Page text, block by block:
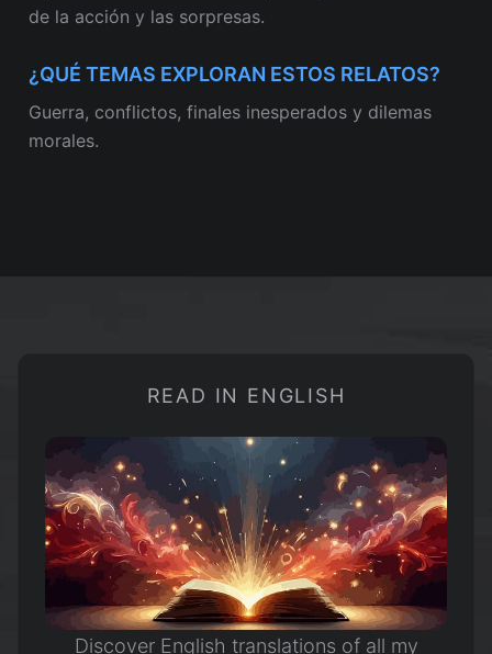
de la acción y las sorpresas.
¿QUÉ TEMAS EXPLORAN ESTOS RELATOS?
Guerra, conflictos, finales inesperados y dilemas
morales.
READ IN ENGLISH
Discover English translations of all my